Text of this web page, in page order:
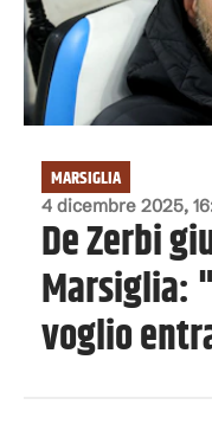
4 dicembre 2025,
MARSIGLIA
De Zerbi
Marsiglia:
voglio